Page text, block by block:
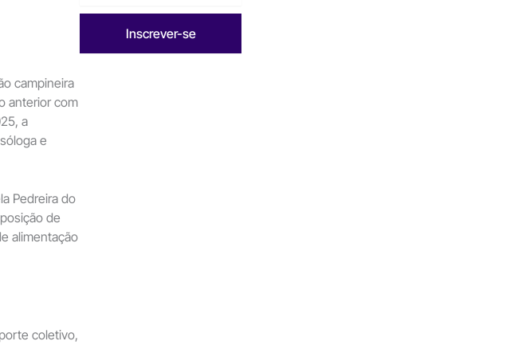
campineira
anterior com
a
e
Pedreira do
de
alimentação
coletivo,
Inscrever-se